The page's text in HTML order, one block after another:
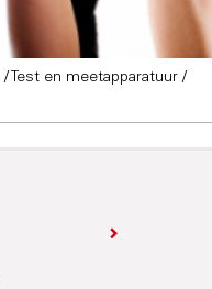
/ Test en meetapparatuur /